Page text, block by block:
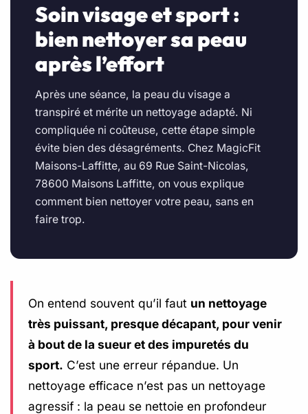
Soin visage et sport :
bien nettoyer sa peau
après l’effort
Après une séance, la peau du visage a
transpiré et mérite un nettoyage adapté. Ni
compliquée ni coûteuse, cette étape simple
évite bien des désagréments. Chez MagicFit
Maisons-Laffitte, au 69 Rue Saint-Nicolas,
78600 Maisons Laffitte, on vous explique
comment bien nettoyer votre peau, sans en
faire trop.
On entend souvent qu’il faut un nettoyage
très puissant, presque décapant, pour venir
à bout de la sueur et des impuretés du
sport. C’est une erreur répandue. Un
nettoyage efficace n’est pas un nettoyage
agressif : la peau se nettoie en profondeur